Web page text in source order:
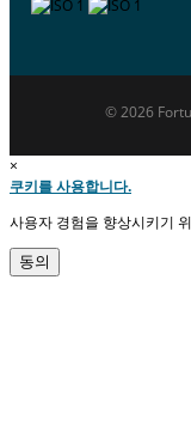
© 2026
×
쿠키를 사용합니다.
사용자 경험을 향상시키기
동의